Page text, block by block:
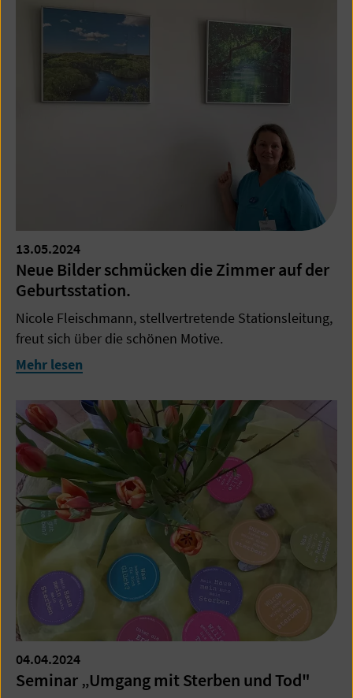
13.05.2024
Neue Bilder schmücken die Zimmer auf der
Geburtsstation.
Nicole Fleischmann, stellvertretende Stationsleitung,
freut sich über die schönen Motive.
Mehr lesen
04.04.2024
Seminar „Umgang mit Sterben und Tod"